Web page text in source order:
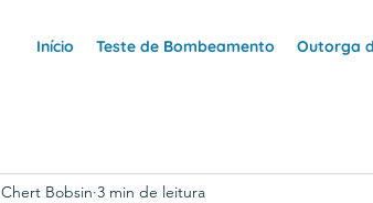
Início Teste de Bombeamento Outorga
Chert Bobsin 3 min de leitura